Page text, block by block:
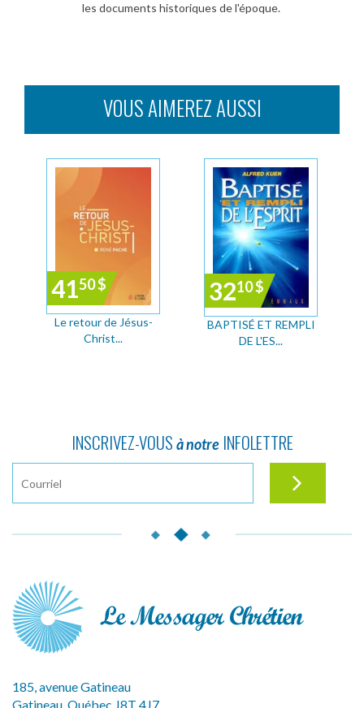
les documents historiques de l'époque.
VOUS AIMEREZ AUSSI
4150$
Le retour de Jésus-
Christ...
3210$
BAPTISÉ ET REMPLI
DE L'ES...
INSCRIVEZ-VOUS à notreINFOLETTRE
185, avenue Gatineau
Gatineau, Québec J8T 4J7